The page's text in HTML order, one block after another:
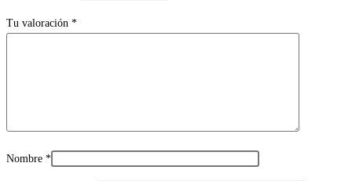
Tu valoración *
Nombre *